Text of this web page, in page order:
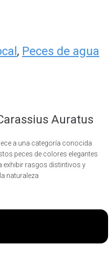
, Peces de agua
Auratus
a una categoría conocida
peces de colores elegantes
exhibir rasgos distintivos y
naturaleza